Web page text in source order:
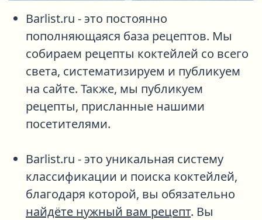
Barlist.ru - это постоянно
пополняющаяся база рецептов. Мы
собираем рецепты коктейлей со всего
света, систематизируем и публикуем
на сайте. Также, мы публикуем
рецепты, присланные нашими
посетителями.
Barlist.ru - это уникальная систему
классификации и поиска коктейлей,
благодаря которой, вы обязательно
найдёте нужный вам рецепт. Вы